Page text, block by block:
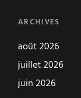
ARCHIVES
août 2026
juillet 2026
juin 2026